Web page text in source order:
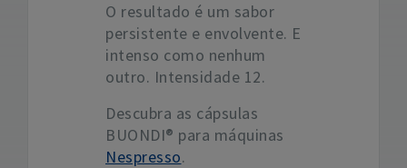
O resultado é um sabor
persistente e envolvente. E
intenso como nenhum
outro. Intensidade 12.
Descubra as cápsulas
BUONDI® para máquinas
Nespresso.